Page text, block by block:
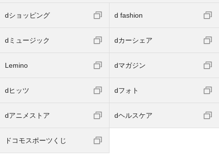
dショッピング d fashion
dミュージック dカーシェア
Lemino dマガジン
dヒッツ dフォト
dアニメストア dヘルスケア
ドコモスポーツくじ